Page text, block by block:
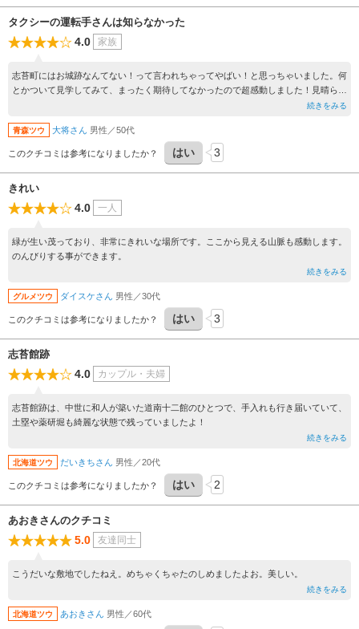
タクシーの運転手さんは知らなかった
4.0 家族
志苔町にはお城跡なんてない！って言われちゃってやばい！と思っちゃいました。何
とかついて見学してみて、まったく期待してなかったので超感動しました！見晴らし
続きをみる
青森ツウ 大将さん 男性／50代
このクチコミは参考になりましたか？ はい 3
きれい
4.0 一人
緑が生い茂っており、非常にきれいな場所です。ここから見える山脈も感動します。
のんびりする事ができます。
続きをみる
グルメツウ ダイスケさん 男性／30代
このクチコミは参考になりましたか？ はい 3
志苔館跡
4.0 カップル・夫婦
志苔館跡は、中世に和人が築いた道南十二館のひとつで、手入れも行き届いていて、
土塁や薬研堀も綺麗な状態で残っていましたよ！
続きをみる
北海道ツウ だいきちさん 男性／20代
このクチコミは参考になりましたか？ はい 2
あおきさんのクチコミ
5.0 友達同士
こうだいな敷地でしたねえ。めちゃくちゃたのしめましたよお。美しい。
続きをみる
北海道ツウ あおきさん 男性／60代